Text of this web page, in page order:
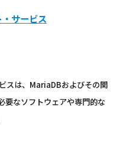
サービス
スは、MariaDBおよびその関
要なソフトウェアや専門的な